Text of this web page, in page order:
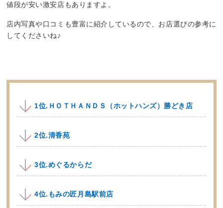
値段が安い激安店もありますよ。
店内写真や口コミも豊富に紹介しているので、お店選びの参考に
してくださいね♪
1位.ＨＯＴＨＡＮＤＳ（ホットハンズ）勝どき店
2位.清香苑
3位.めぐるからだ
4位.もみの匠月島駅前店